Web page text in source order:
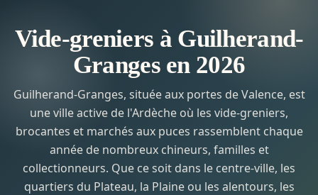
Vide-greniers à Guilherand-
Granges en 2026
Guilherand-Granges, située aux portes de Valence, est
une ville active de l'Ardèche où les vide-greniers,
brocantes et marchés aux puces rassemblent chaque
année de nombreux chineurs, familles et
collectionneurs. Que ce soit dans le centre-ville, les
quartiers du Plateau, la Plaine ou les alentours, les